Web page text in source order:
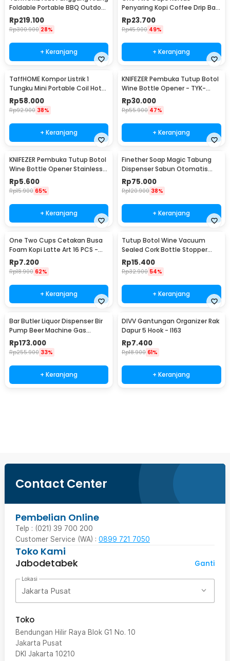
Foldable Portable BBQ Outdoor
Grill Stove - HWSK77
Rp219.100
Rp300.900 28%
+ Keranjang
Penyaring Kopi Coffee Drip Bag
Paper Filter 50PCS - T111
Rp23.700
Rp45.900 49%
+ Keranjang
TaffHOME Kompor Listrik 1
Tungku Mini Portable Coil Hot
Plate 500W - C1-1000-03
Rp58.000
Rp92.900 38%
+ Keranjang
KNIFEZER Pembuka Tutup Botol
Wine Bottle Opener - TYK-
074B
Rp30.000
Rp55.900 47%
+ Keranjang
KNIFEZER Pembuka Tutup Botol
Wine Bottle Opener Stainless
Steel - WS01
Rp5.600
Rp15.900 65%
+ Keranjang
Finether Soap Magic Tabung
Dispenser Sabun Otomatis
400ml - AD-03
Rp75.000
Rp120.900 38%
+ Keranjang
One Two Cups Cetakan Busa
Foam Kopi Latte Art 16 PCS -
JJYE01
Rp7.200
Rp18.900 62%
+ Keranjang
Tutup Botol Wine Vacuum
Sealed Cork Bottle Stopper
Stainless Steel - G94529
Rp15.400
Rp32.900 54%
+ Keranjang
Bar Butler Liquor Dispenser Bir
Pump Beer Machine Gas
Station 900ml - P-36
Rp173.000
Rp255.900 33%
+ Keranjang
DIVV Gantungan Organizer Rak
Dapur 5 Hook - I163
Rp7.400
Rp18.900 61%
+ Keranjang
Contact Center
Pembelian Online
Telp : (021) 39 700 200
Customer Service (WA) : 0899 721 7050
Toko Kami
Jabodetabek
Ganti
Lokasi
Jakarta Pusat
Toko
Bendungan Hilir Raya Blok G1 No. 10
Jakarta Pusat
DKI Jakarta 10210